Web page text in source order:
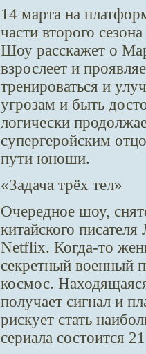
14 марта на
части второго
Шоу расскажет о
взрослеет и
тренироваться и
угрозам и быть
логически
супергеройским
пути юноши.
«Задача трёх тел»
Очередное шоу,
китайского
Netflix. Когда-то
секретный военный
космос.
получает сигнал и
рискует стать
сериала состоится